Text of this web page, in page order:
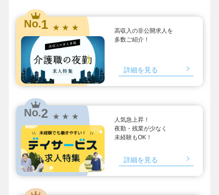
No.1 ★ ★ ★
高収入の非公開求人を
多数ご紹介！
詳細を見る
No.2 ★ ★ ★
人気急上昇！
夜勤・残業が少なく
未経験もOK！
詳細を見る